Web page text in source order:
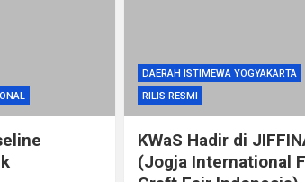
DAERAH ISTIMEWA YOGYAKARTA
RILIS RESMI
KWaS Hadir di
(Jogja International